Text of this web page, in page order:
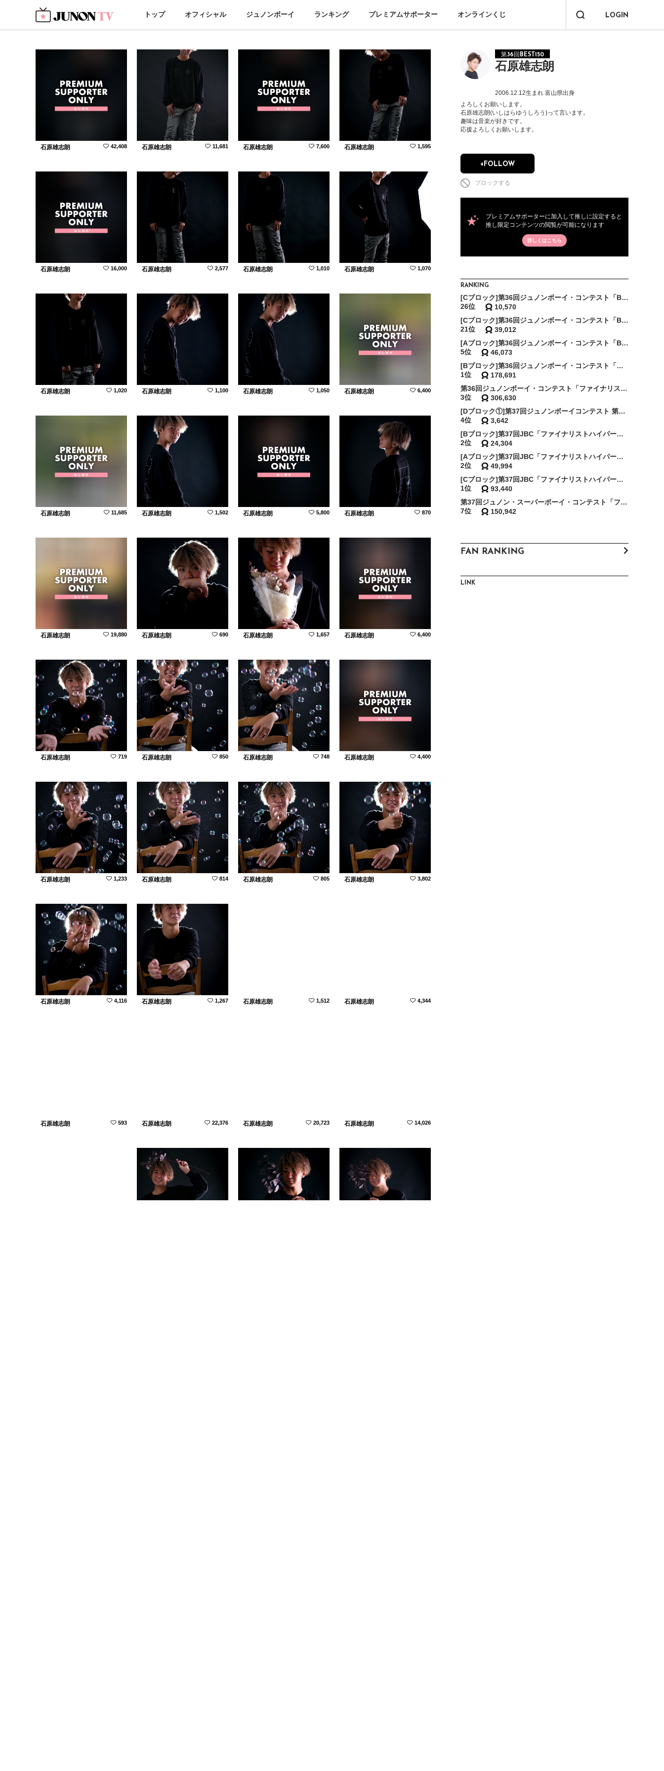
LOGIN
トップ オフィシャル ジュノンボーイ ランキング プレミアムサポーター オンラインくじ
石原雄志朗
第36回BEST150
ブロックする
+FOLLOW
プレミアムサポーターに加入して推しに設定すると
推し限定コンテンツの閲覧が可能になります
詳しくはこちら
RANKING
[Cブロック]第36回ジュノンボーイ・コンテスト「BEST150決定戦」
26位
10,570
[Cブロック]第36回ジュノンボーイ・コンテスト「BEST70決定戦」
21位
39,012
[Aブロック]第36回ジュノンボーイ・コンテスト「BEST30敗者復活戦」
5位
46,073
[Bブロック]第36回ジュノンボーイ・コンテスト「ファイナリストスーパー敗者復活戦〜地の利〜」
1位
178,691
第36回ジュノンボーイ・コンテスト「ファイナリストスーパー敗者復活戦〜決勝〜」
3位
306,630
[Dブロック①]第37回ジュノンボーイコンテスト 第2次審査BEST150確約イベント
4位
3,642
[Bブロック]第37回JBC「ファイナリストハイパー敗者復活戦・予選〜天の時〜」
2位
24,304
[Aブロック]第37回JBC「ファイナリストハイパー敗者復活戦・予選〜地の利〜」
2位
49,994
[Cブロック]第37回JBC「ファイナリストハイパー敗者復活戦・予選〜人の和〜」
1位
93,440
第37回ジュノン・スーパーボーイ・コンテスト「ファイナリストハイパー敗者復活戦・決勝」
7位
150,942
2006.12.12生まれ 富山県出身
よろしくお願いします。
石原雄志朗(いしはらゆうしろう)って言います。
趣味は音楽が好きです。
応援よろしくお願いします。
FAN RANKING
石原雄志朗 42,408 石原雄志朗 11,681 石原雄志朗 7,600 石原雄志朗 1,595
石原雄志朗 16,000 石原雄志朗 2,577 石原雄志朗 1,010 石原雄志朗 1,070
石原雄志朗 1,020 石原雄志朗 1,100 石原雄志朗 1,050 石原雄志朗 6,400
石原雄志朗 11,685 石原雄志朗 1,502 石原雄志朗 5,800 石原雄志朗 870
石原雄志朗 19,880 石原雄志朗 690 石原雄志朗 1,657 石原雄志朗 6,400
石原雄志朗 719 石原雄志朗 850 石原雄志朗 748 石原雄志朗 4,400
石原雄志朗 1,233 石原雄志朗 814 石原雄志朗 805 石原雄志朗 3,802
石原雄志朗 4,116 石原雄志朗 1,267 石原雄志朗 1,512 石原雄志朗 4,344
石原雄志朗 593 石原雄志朗 22,376 石原雄志朗 20,723 石原雄志朗 14,026
LINK